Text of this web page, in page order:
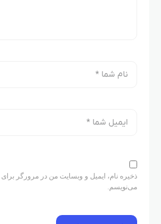
ذخیره نام، ایمیل و وبسایت من در مرورگر برای
می‌نویسم.